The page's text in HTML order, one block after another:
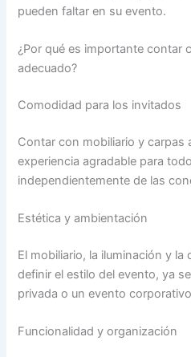
pueden faltar en su evento.
¿Por qué es importante contar
adecuado?
Comodidad para los invitados
Contar con mobiliario y carpas
experiencia agradable para
independientemente de las
Estética y ambientación
El mobiliario, la iluminación y
definir el estilo del evento, ya
privada o un evento
Funcionalidad y organización